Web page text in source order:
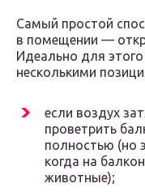
Самый простой
в помещении —
Идеально для
несколькими
если воздух
проветрить
полностью (но
когда на
животные);